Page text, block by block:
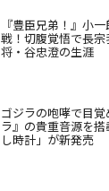
『豊臣兄弟！』小
戦！切腹覚悟で長
将・谷忠澄の生涯
ゴジラの咆哮で目
ラ』の貴重音源を
し時計」が新発売